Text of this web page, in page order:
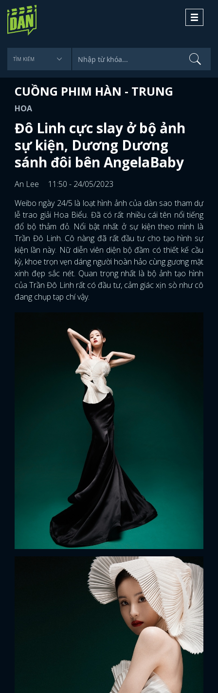
Toggle
CUỒNG PHIM HÀN - TRUNG
HOA
Đô Linh cực slay ở bộ ảnh
sự kiện, Dương Dương
sánh đôi bên AngelaBaby
An Lee
11:50 - 24/05/2023
Weibo ngày 24/5 là loạt hình ảnh của dàn sao tham dự
lễ trao giải Hoa Biểu. Đã có rất nhiều cái tên nổi tiếng
đổ bộ thảm đỏ. Nổi bật nhất ở sự kiện theo mình là
Trần Đô Linh. Cô nàng đã rất đầu tư cho tạo hình sự
kiện lần này. Nữ diễn viên diện bộ đầm có thiết kế cầu
kỳ, khoe trọn vẹn dáng người hoàn hảo cùng gương mặt
xinh đẹp sắc nét. Quan trọng nhất là bộ ảnh tạo hình
của Trần Đô Linh rất có đầu tư, cảm giác xịn sò như cô
đang chụp tạp chí vậy.